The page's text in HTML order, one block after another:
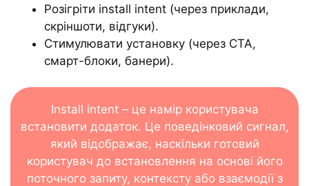
Розігріти install intent (через приклади,
скріншоти, відгуки).
Стимулювати установку (через CTA,
смарт-блоки, банери).
Install intent – це намір користувача
встановити додаток. Це поведінковий сигнал,
який відображає, наскільки готовий
користувач до встановлення на основі його
поточного запиту, контексту або взаємодії з